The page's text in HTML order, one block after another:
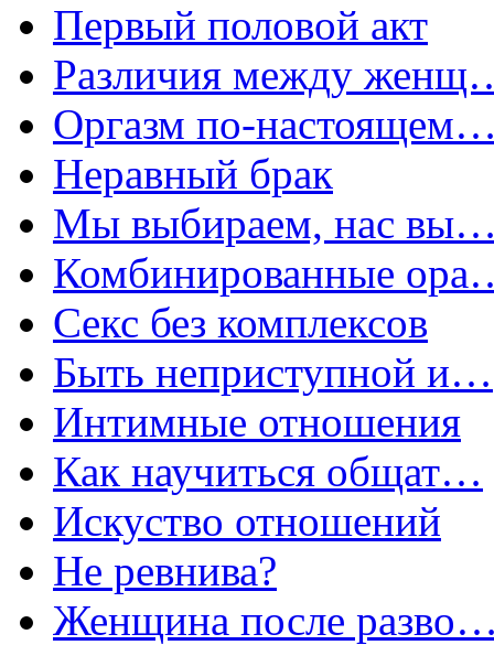
Первый половой акт
Различия между
Оргазм по-
Неравный брак
Мы выбираем, нас
Комбинированные
Секс без комплексов
Быть неприступной и…
Интимные отношения
Как научиться общат…
Искуство отношений
Не ревнива?
Женщина после